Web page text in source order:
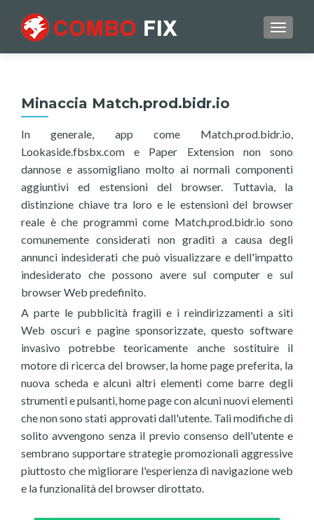
Minaccia Match.prod.bidr.io
In generale, app come Match.prod.bidr.io,
Lookaside.fbsbx.com e Paper Extension non sono
dannose e assomigliano molto ai normali componenti
aggiuntivi ed estensioni del browser. Tuttavia, la
distinzione chiave tra loro e le estensioni del browser
reale è che programmi come Match.prod.bidr.io sono
comunemente considerati non graditi a causa degli
annunci indesiderati che può visualizzare e dell'impatto
indesiderato che possono avere sul computer e sul
browser Web predefinito.
A parte le pubblicità fragili e i reindirizzamenti a siti
Web oscuri e pagine sponsorizzate, questo software
invasivo potrebbe teoricamente anche sostituire il
motore di ricerca del browser, la home page preferita, la
nuova scheda e alcuni altri elementi come barre degli
strumenti e pulsanti, home page con alcuni nuovi elementi
che non sono stati approvati dall'utente. Tali modifiche di
solito avvengono senza il previo consenso dell'utente e
sembrano supportare strategie promozionali aggressive
piuttosto che migliorare l'esperienza di navigazione web
e la funzionalità del browser dirottato.